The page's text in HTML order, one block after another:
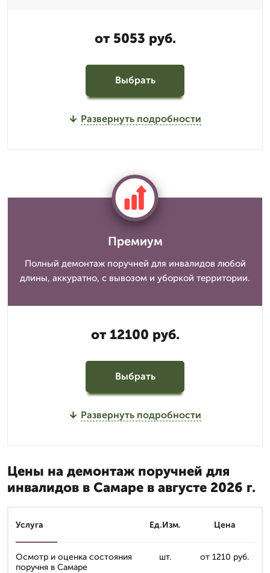
от 5053 руб.
Выбрать
Развернуть подробности
Премиум
Полный демонтаж поручней для инвалидов любой
длины, аккуратно, с вывозом и уборкой территории.
от 12100 руб.
Выбрать
Развернуть подробности
Цены на демонтаж поручней для
инвалидов в Самаре в августе 2026 г.
Услуга Ед.Изм. Цена
Осмотр и оценка состояния
поручня в Самаре
шт. от 1210 руб.